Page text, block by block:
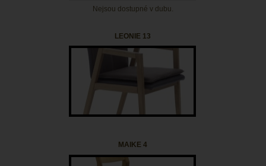
Nejsou dostupné v dubu.
LEONIE 13
MAIKE 4